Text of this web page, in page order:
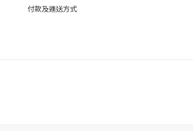
付款及運送方式